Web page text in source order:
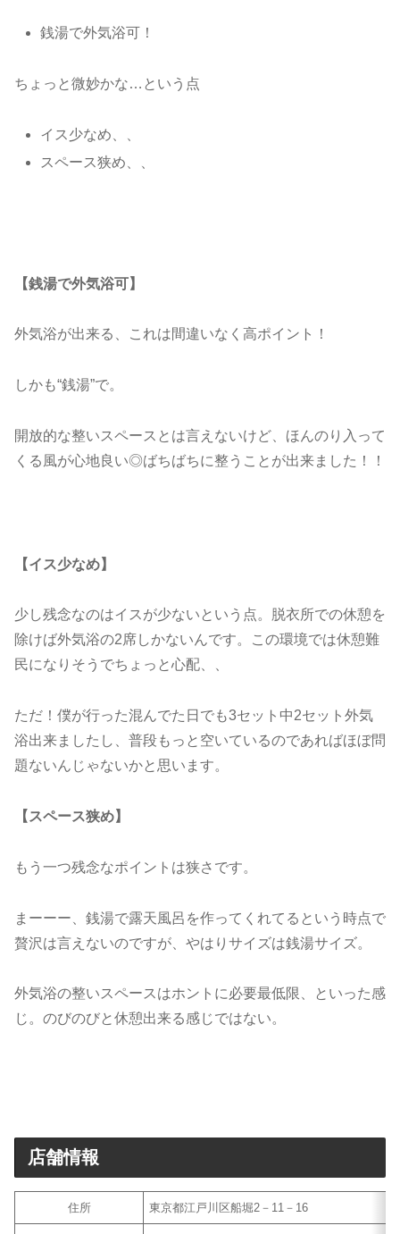
銭湯で外気浴可！
ちょっと微妙かな…という点
イス少なめ、、
スペース狭め、、
【銭湯で外気浴可】
外気浴が出来る、これは間違いなく高ポイント！
しかも“銭湯”で。
開放的な整いスペースとは言えないけど、ほんのり入って
くる風が心地良い◎ばちばちに整うことが出来ました！！
【イス少なめ】
少し残念なのはイスが少ないという点。脱衣所での休憩を
除けば外気浴の2席しかないんです。この環境では休憩難
民になりそうでちょっと心配、、
ただ！僕が行った混んでた日でも3セット中2セット外気
浴出来ましたし、普段もっと空いているのであればほぼ問
題ないんじゃないかと思います。
【スペース狭め】
もう一つ残念なポイントは狭さです。
まーーー、銭湯で露天風呂を作ってくれてるという時点で
贅沢は言えないのですが、やはりサイズは銭湯サイズ。
外気浴の整いスペースはホントに必要最低限、といった感
じ。のびのびと休憩出来る感じではない。
店舗情報
住所 東京都江戸川区